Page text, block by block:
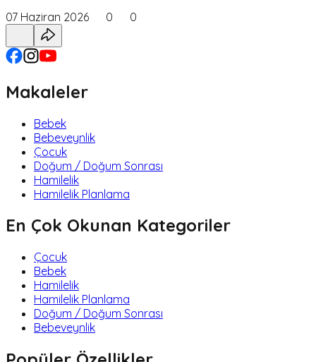
07 Haziran 2026 0 0
Makaleler
Bebek
Bebeveynlik
Çocuk
Doğum / Doğum Sonrası
Hamilelik
Hamilelik Planlama
En Çok Okunan Kategoriler
Çocuk
Bebek
Hamilelik
Hamilelik Planlama
Doğum / Doğum Sonrası
Bebeveynlik